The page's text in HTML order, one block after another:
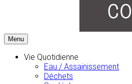
Menu
Vie Quotidienne
Eau / Assainissement
Déchets